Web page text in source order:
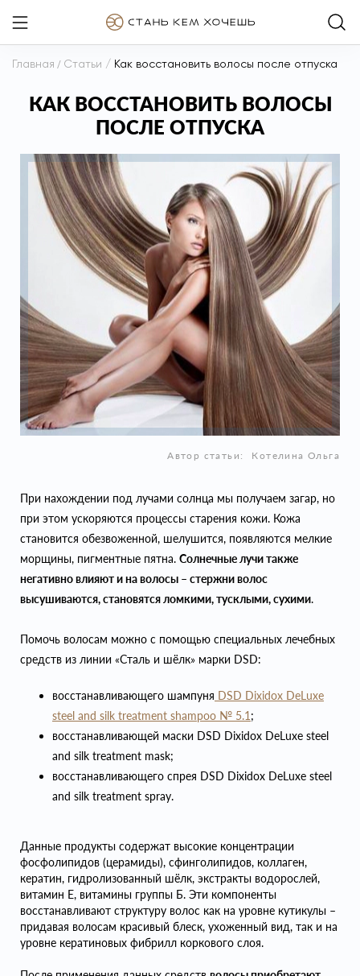
Главная / Статьи / Как восстановить волосы после отпуска
КАК ВОССТАНОВИТЬ ВОЛОСЫ
ПОСЛЕ ОТПУСКА
Автор статьи: Котелина Ольга
При нахождении под лучами солнца мы получаем загар, но
при этом ускоряются процессы старения кожи. Кожа
становится обезвоженной, шелушится, появляются мелкие
морщины, пигментные пятна. Солнечные лучи также
негативно влияют и на волосы – стержни волос
высушиваются, становятся ломкими, тусклыми, сухими.
Помочь волосам можно с помощью специальных лечебных
средств из линии «Сталь и шёлк» марки DSD:
восстанавливающего шампуня DSD Dixidox DeLuxe
steel and silk treatment shampoo № 5.1;
восстанавливающей маски DSD Dixidox DeLuxe steel
and silk treatment mask;
восстанавливающего спрея DSD Dixidox DeLuxe steel
and silk treatment spray.
Данные продукты содержат высокие концентрации
фосфолипидов (церамиды), сфинголипидов, коллаген,
кератин, гидролизованный шёлк, экстракты водорослей,
витамин Е, витамины группы Б. Эти компоненты
восстанавливают структуру волос как на уровне кутикулы –
придавая волосам красивый блеск, ухоженный вид, так и на
уровне кератиновых фибрилл коркового слоя.